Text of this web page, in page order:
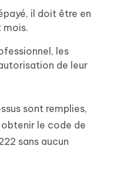
il doit être en
mois.
les
de leur
sont remplies,
le code de
sans aucun